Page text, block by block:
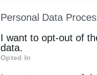
List of
third parties.
Personal Data
I want to opt-out of
data.
Opted In
στον Τίμιο
χωρίς να
εναντίον των